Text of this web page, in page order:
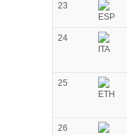
23
24
25
26